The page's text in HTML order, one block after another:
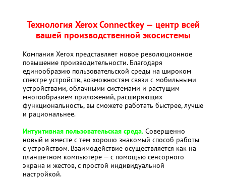
Технология Xerox Connectkey — центр всей
вашей производственной экосистемы
Компания Xerox представляет новое революционное
повышение производительности. Благодаря
единообразию пользовательской среды на широком
спектре устройств, возможностям связи с мобильными
устройствами, облачными системами и растущим
многообразием приложений, расширяющих
функциональность, вы сможете работать быстрее, лучше
и рациональнее.
Интуитивная пользовательская среда. Совершенно
новый и вместе с тем хорошо знакомый способ работы
с устройством. Взаимодействие осуществляется как на
планшетном компьютере — с помощью сенсорного
экрана и жестов, с простой индивидуальной
настройкой.